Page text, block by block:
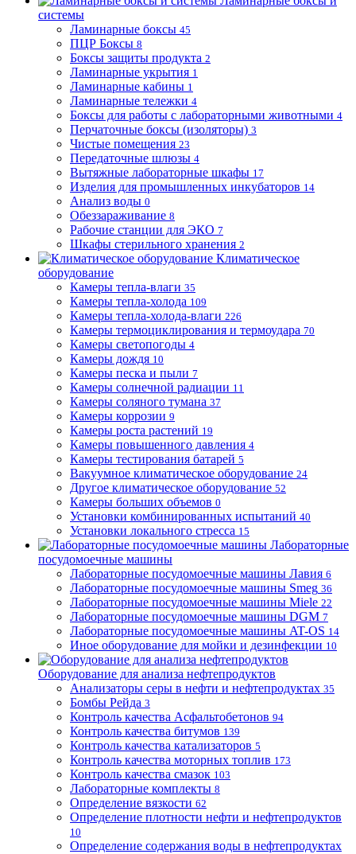
системы
Ламинарные боксы 45
ПЦР Боксы 8
Боксы защиты продукта 2
Ламинарные укрытия 1
Ламинарные кабины 1
Ламинарные тележки 4
Боксы для работы с лабораторными животными 4
Перчаточные боксы (изоляторы) 3
Чистые помещения 23
Передаточные шлюзы 4
Вытяжные лабораторные шкафы 17
Изделия для промышленных инкубаторов 14
Анализ воды 0
Обеззараживание 8
Рабочие станции для ЭКО 7
Шкафы стерильного хранения 2
Климатическое
оборудование
Камеры тепла-влаги 35
Камеры тепла-холода 109
Камеры тепла-холода-влаги 226
Камеры термоциклирования и термоудара 70
Камеры светопогоды 4
Камеры дождя 10
Камеры песка и пыли 7
Камеры солнечной радиации 11
Камеры соляного тумана 37
Камеры коррозии 9
Камеры роста растений 19
Камеры повышенного давления 4
Камеры тестирования батарей 5
Вакуумное климатическое оборудование 24
Другое климатическое оборудование 52
Камеры больших объемов 0
Установки комбинированных испытаний 40
Установки локального стресса 15
Лабораторные
посудомоечные машины
Лабораторные посудомоечные машины Лавия 6
Лабораторные посудомоечные машины Smeg 36
Лабораторные посудомоечные машины Miele 22
Лабораторные посудомоечные машины DGM 7
Лабораторные посудомоечные машины AT-OS 14
Иное оборудование для мойки и дезинфекции 10
Оборудование для анализа нефтепродуктов
Анализаторы серы в нефти и нефтепродуктах 35
Бомбы Рейда 3
Контроль качества Асфальтобетонов 94
Контроль качества битумов 139
Контроль качества катализаторов 5
Контроль качества моторных топлив 173
Контроль качества смазок 103
Лабораторные комплекты 8
Определение вязкости 62
Определение плотности нефти и нефтепродуктов
10
Определение содержания воды в нефтепродуктах